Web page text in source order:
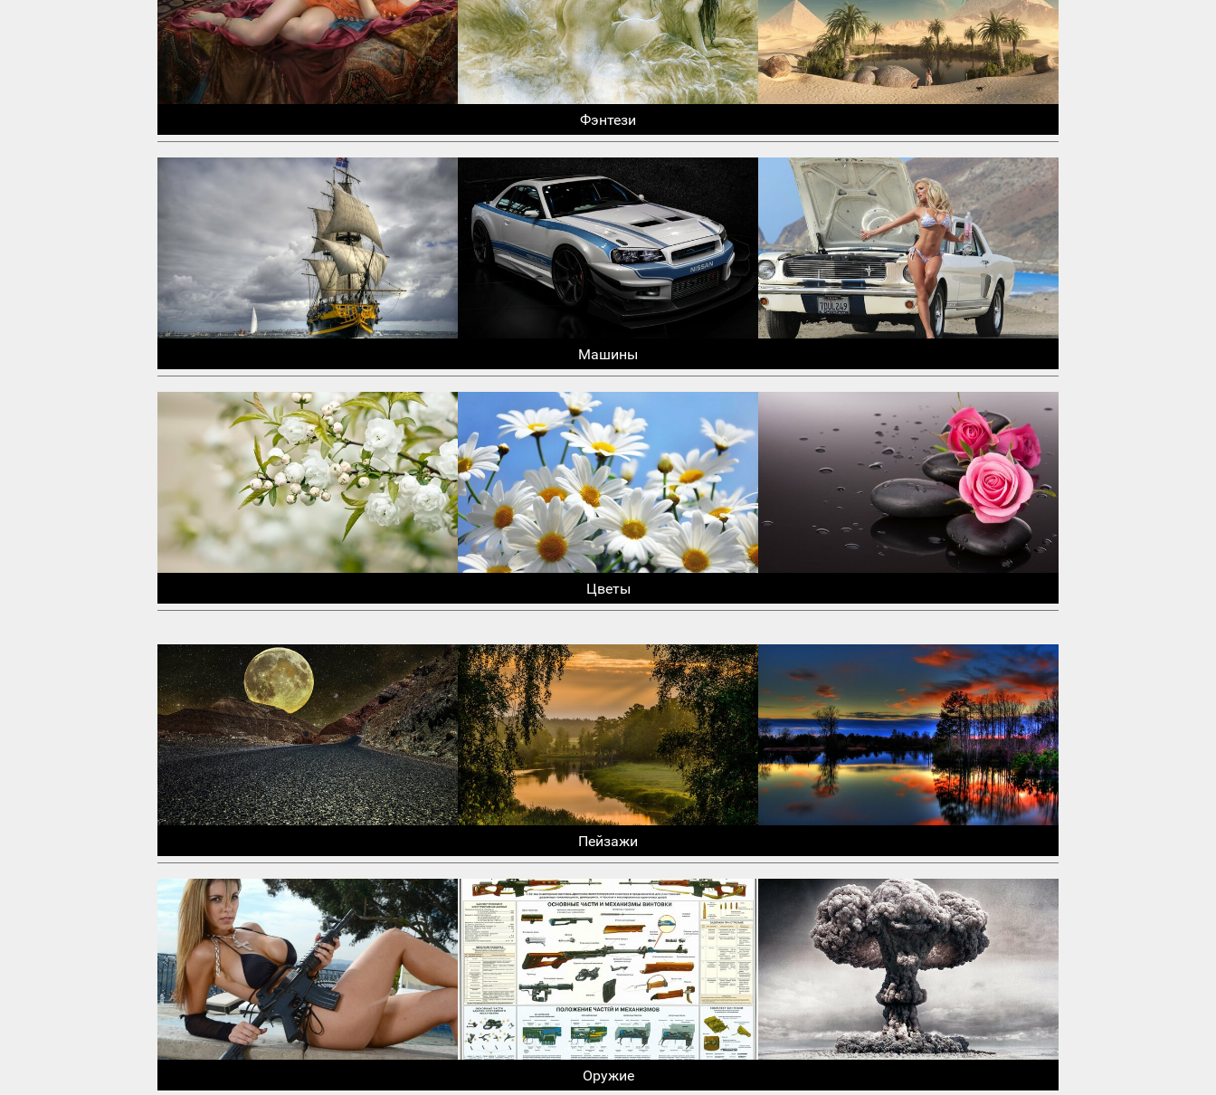
Фэнтези
Машины
Цветы
Пейзажи
Оружие